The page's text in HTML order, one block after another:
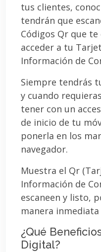
tus clientes,
tendrán que
Códigos Qr que
acceder a tu
Información de
Siempre tendrás
y cuando
tener con un
de inicio de tu
ponerla en los
navegador.
Muestra el Qr
Información de
escaneen y listo,
manera
¿Qué
Digital?